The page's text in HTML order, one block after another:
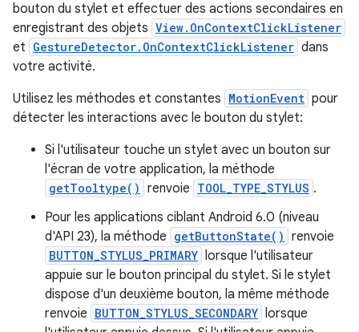
bouton du stylet et effectuer des actions secondaires en
enregistrant des objets View.OnContextClickListener
et GestureDetector.OnContextClickListener dans
votre activité.
Utilisez les méthodes et constantes MotionEvent pour
détecter les interactions avec le bouton du stylet:
Si l'utilisateur touche un stylet avec un bouton sur
l'écran de votre application, la méthode
getTooltype() renvoie TOOL_TYPE_STYLUS .
Pour les applications ciblant Android 6.0 (niveau
d'API 23), la méthode getButtonState() renvoie
BUTTON_STYLUS_PRIMARY lorsque l'utilisateur
appuie sur le bouton principal du stylet. Si le stylet
dispose d'un deuxième bouton, la même méthode
renvoie BUTTON_STYLUS_SECONDARY lorsque